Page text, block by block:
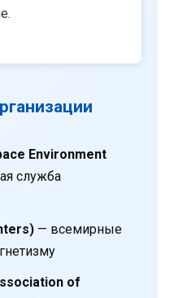
Environment
служба
— всемирные
of